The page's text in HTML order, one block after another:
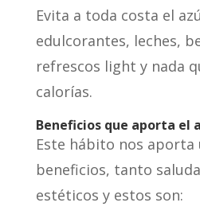
Evita a toda costa el
edulcorantes, leches,
refrescos light y nada
calorías.
Beneficios que aporta
Este hábito nos aporta
beneficios, tanto
estéticos y estos son: